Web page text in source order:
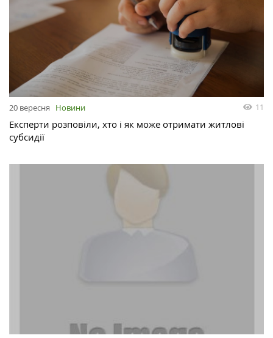
20 вересня Новини 11
Експерти розповіли, хто і як може отримати житлові
субсидії